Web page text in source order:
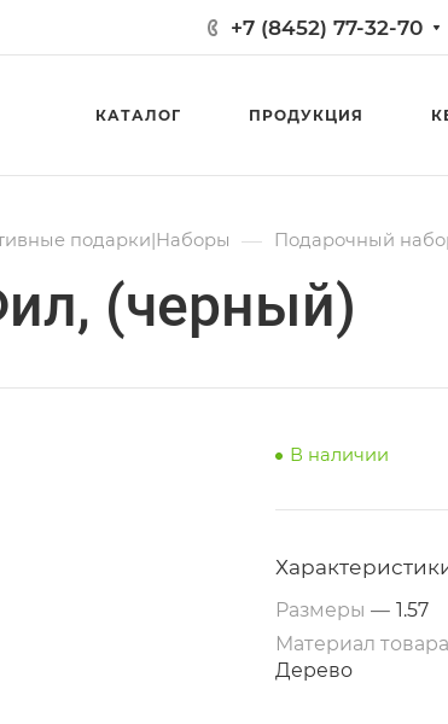
+7 (8452) 77-32-70
КАТАЛОГ ПРОДУКЦИЯ
подарки|Наборы — Подарочный
(черный)
В наличии
Размеры — 1.57
Материал товара
Дерево